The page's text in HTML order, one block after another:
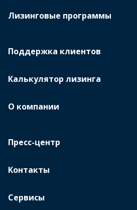
Лизинговые программы
Поддержка клиентов
Калькулятор лизинга
О компании
Пресс-центр
Контакты
Сервисы